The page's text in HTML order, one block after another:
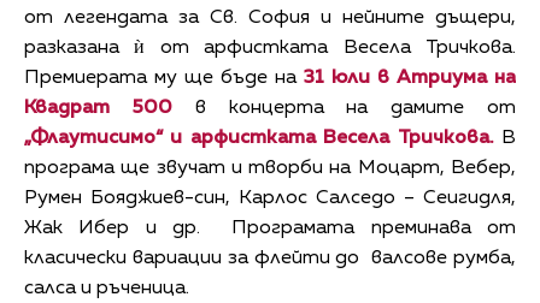
от легендата за Св. София и нейните дъщери,
разказана ѝ от арфистката Весела Тричкова.
Премиерата му ще бъде на 31 юли в Атриума на
Квадрат 500в концерта на дамите от
„Флаутисимо“ и арфистката Весела Тричкова. В
програма ще звучат и творби на Моцарт, Вебер,
Румен Бояджиев-син, Карлос Салседо – Сеигидля,
Жак Ибер и др. Програмата преминава от
класически вариации за флейти до валсове румба,
салса и ръченица.